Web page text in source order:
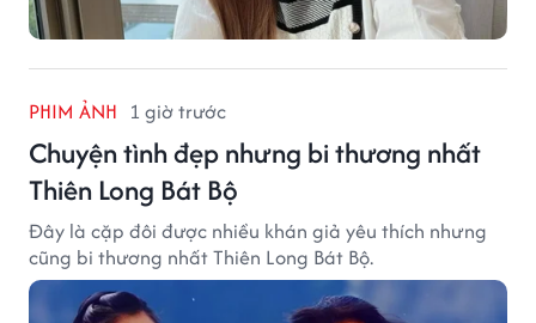
PHIM ẢNH 1 giờ trước
Chuyện tình đẹp nhưng bi thương nhất
Thiên Long Bát Bộ
Đây là cặp đôi được nhiều khán giả yêu thích nhưng
cũng bi thương nhất Thiên Long Bát Bộ.